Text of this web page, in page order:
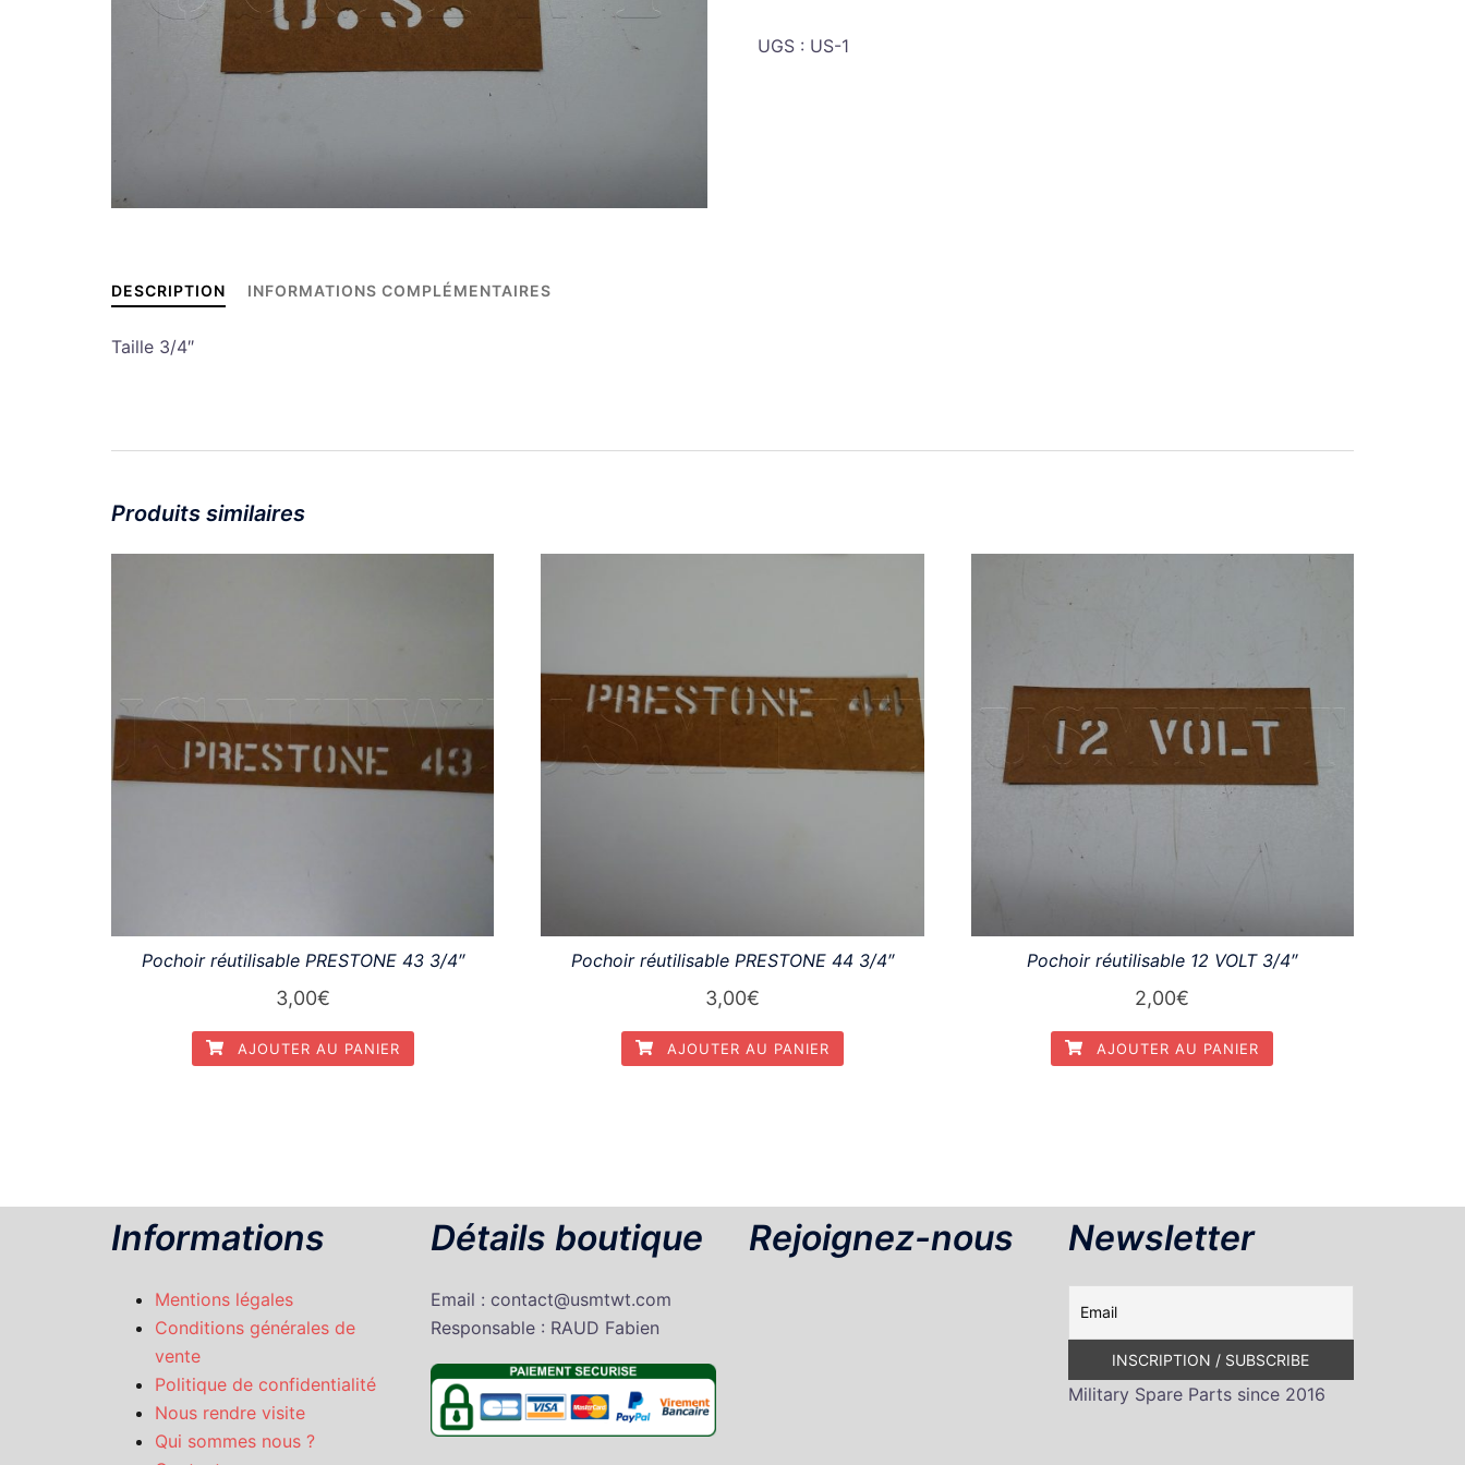
3/4"
UGS : US-1
DESCRIPTION INFORMATIONS COMPLÉMENTAIRES
Taille 3/4″
Produits similaires
Pochoir réutilisable PRESTONE 43 3/4″
3,00€
AJOUTER AU PANIER
Pochoir réutilisable PRESTONE 44 3/4″
3,00€
AJOUTER AU PANIER
Pochoir réutilisable 12 VOLT 3/4″
2,00€
AJOUTER AU PANIER
Informations
Mentions légales
Conditions générales de
vente
Politique de confidentialité
Nous rendre visite
Qui sommes nous ?
Détails boutique
Email : contact@usmtwt.com
Responsable : RAUD Fabien
Rejoignez-nous Newsletter
Military Spare Parts since 2016